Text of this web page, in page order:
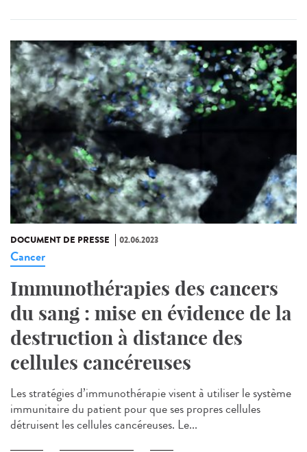
DOCUMENT DE PRESSE 02.06.2023
Cancer
Immunothérapies des cancers
du sang : mise en évidence de la
destruction à distance des
cellules cancéreuses
Les stratégies d’immunothérapie visent à utiliser le système
immunitaire du patient pour que ses propres cellules
détruisent les cellules cancéreuses. Le...